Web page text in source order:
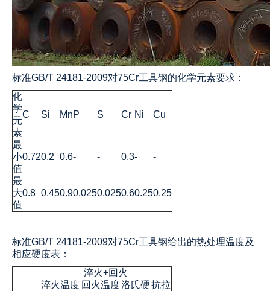
标准GB/T 24181-2009对75Cr工具钢的化学元素要求：
化
学
元
素
C Si MnP S Cr Ni Cu
最
小
值
0.720.2 0.6- - 0.3- -
最
大
值
0.8 0.450.90.0250.0250.60.250.25
标准GB/T 24181-2009对75Cr工具钢给出的热处理温度及
相应硬度表：
淬火+回火
淬火温度 回火温度洛氏硬抗拉